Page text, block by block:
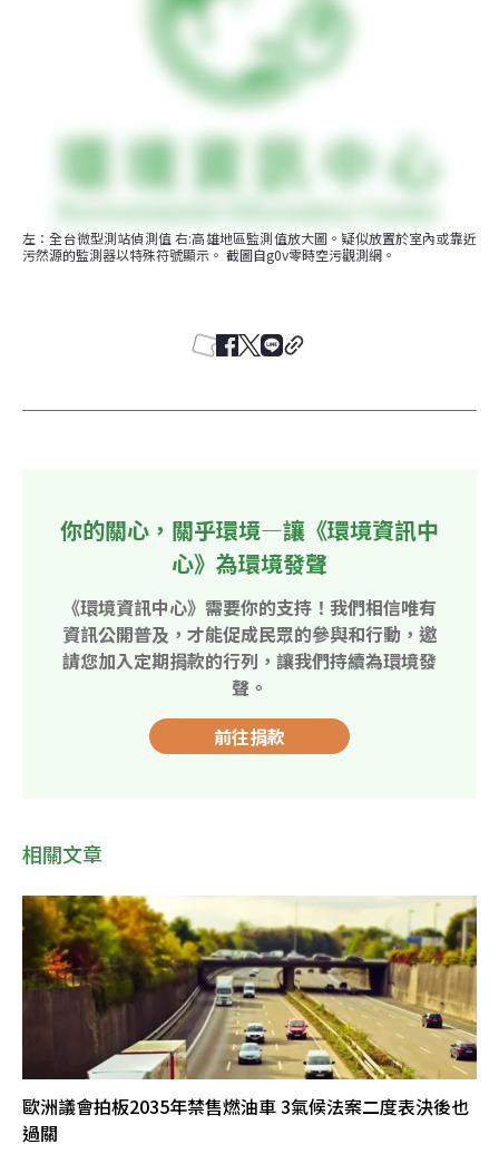
左：全台微型測站偵測值 右:高雄地區監測值放大圖。疑似放置於室內或靠近
污然源的監測器以特殊符號顯示。 截圖自g0v零時空污觀測網。
你的關心，關乎環境—讓《環境資訊中
心》為環境發聲
《環境資訊中心》需要你的支持！我們相信唯有
資訊公開普及，才能促成民眾的參與和行動，邀
請您加入定期捐款的行列，讓我們持續為環境發
聲。
前往捐款
相關文章
歐洲議會拍板2035年禁售燃油車 3氣候法案二度表決後也
過關